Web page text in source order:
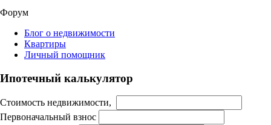
Форум
Блог о недвижимости
Квартиры
Личный помощник
Ипотечный калькулятор
Стоимость недвижимости,
Первоначальный взнос